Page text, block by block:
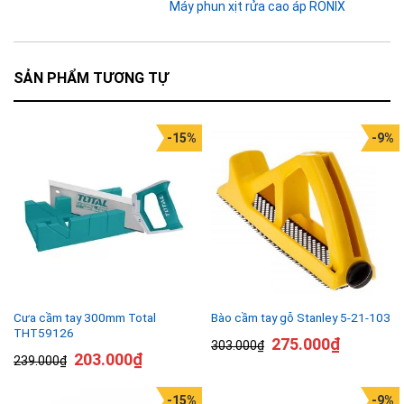
Máy phun xịt rửa cao áp RONIX
SẢN PHẨM TƯƠNG TỰ
Cưa cầm tay 300mm Total
THT59126
239.000₫
-15%
203.000₫
Bào cầm tay gỗ Stanley 5-21-103
303.000₫
-9%
275.000₫
-15% -9%